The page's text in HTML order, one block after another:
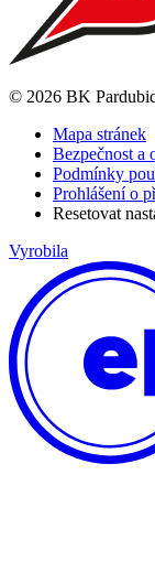
© 2026 BK
Mapa stránek
Bezpečnost a
Podmínky
Prohlášení o
Resetovat
Vyrobila